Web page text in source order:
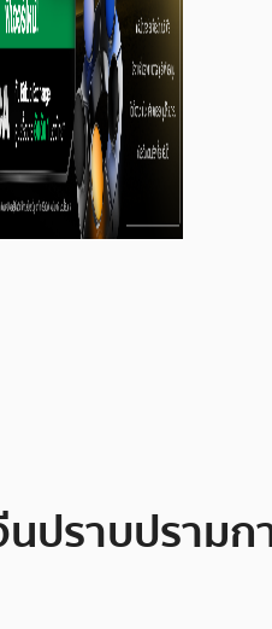
ปราบปรามก